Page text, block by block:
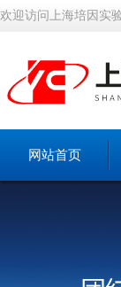
欢迎访问上海培因实
网站首页